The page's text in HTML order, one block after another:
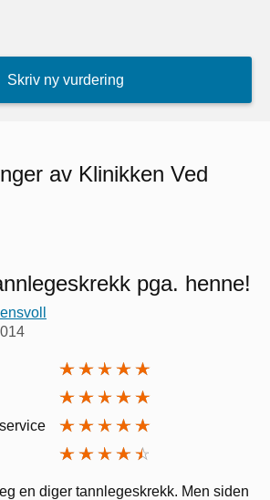
Skriv ny vurdering
av Klinikken Ved
pga. henne!
en diger tannlegeskrekk. Men siden